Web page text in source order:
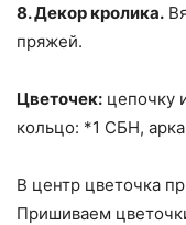
8. Декор кролика.
пряжей.
Цветочек: цепочку
кольцо: *1 СБН,
В центр цветочка
Пришиваем